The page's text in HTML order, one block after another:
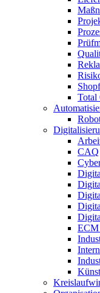
Total
CAQ
ECM